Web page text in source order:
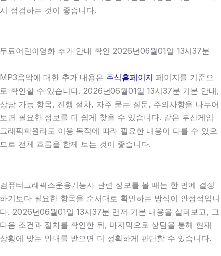
시 점검하는 것이 좋습니다.
무료어린이영화 추가 안내 확인 2026년06월01일 13시37분
MP3음악에 대한 추가 내용은 주식홈페이지 페이지를 기준으
로 확인할 수 있습니다. 2026년06월01일 13시37분 기본 안내,
상담 가능 항목, 진행 절차, 자주 묻는 질문, 주의사항을 나누어
보면 필요한 정보를 더 쉽게 찾을 수 있습니다. 같은 부산게임
그래픽학원라도 이용 목적에 따라 필요한 내용이 다를 수 있으
므로 전체 흐름을 함께 보는 것이 좋습니다.
컴퓨터그래픽스운용기능사 관련 정보를 볼 때는 한 번에 결정
하기보다 필요한 항목을 순서대로 확인하는 방식이 안정적입니
다. 2026년06월01일 13시37분 먼저 기본 내용을 살펴보고, 그
다음 조건과 절차를 확인한 뒤, 마지막으로 상담을 통해 현재
상황에 맞는 안내를 받으면 더 정확하게 판단할 수 있습니다.